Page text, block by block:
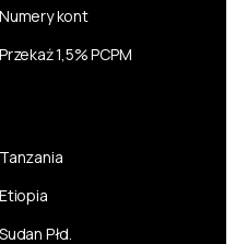
Numery kont
Przekaż 1,5% PCPM
Tanzania
Etiopia
Sudan Płd.